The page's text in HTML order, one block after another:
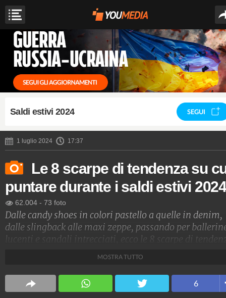
Saldi estivi 2024 SEGUI
1 luglio 2024 17:37
Le 8 scarpe di tendenza su
puntare durante i saldi estivi 2024
62.004 - 73 foto
Dalle candy shoes in colori pastello a quelle in denim,
dalle slingback alle maxi zeppe, passando per
lucenti e sandali intrecciati, ecco le 8 scarpe di
Stile e trend
MOSTRA TUTTO
6